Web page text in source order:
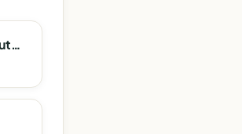
Liaison Comites D'entreprise De Haute Savoie (L.c.e. 74)